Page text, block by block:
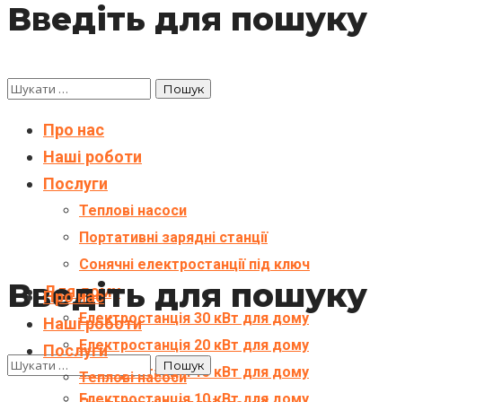
Введіть для пошуку
Про нас
Наші роботи
Послуги
Теплові насоси
Портативні зарядні станції
Сонячні електростанції під ключ
Для дому
Електростанція 30 кВт для дому
Електростанція 20 кВт для дому
Електростанція 15 кВт для дому
Введіть для пошуку
Про нас
Наші роботи
Послуги
Теплові насоси